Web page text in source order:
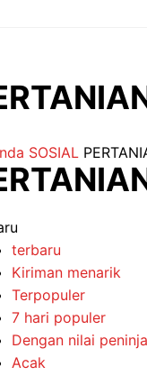
SOSIAL
terbaru
Kiriman menarik
Terpopuler
7 hari populer
Dengan nilai
Acak